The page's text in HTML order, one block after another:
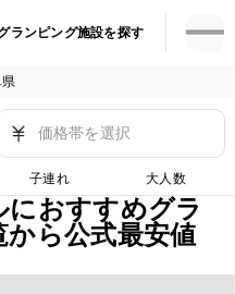
ランピング施設を探す
価格帯を選択
子連れ 大人数
におすすめグラ
ら公式最安値